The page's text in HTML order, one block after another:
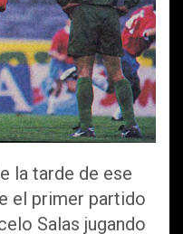
la tarde de ese
el primer partido
Salas jugando